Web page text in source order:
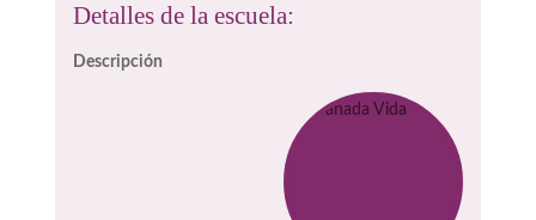
Detalles de la escuela:
Descripción